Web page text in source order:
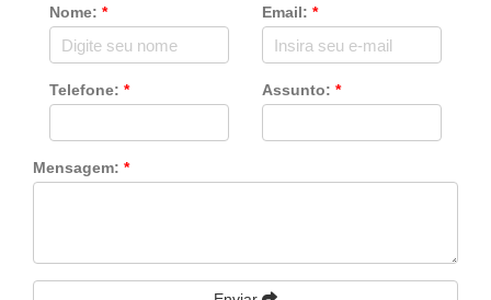
Nome: * Email: *
Telefone: * Assunto: *
Mensagem: *